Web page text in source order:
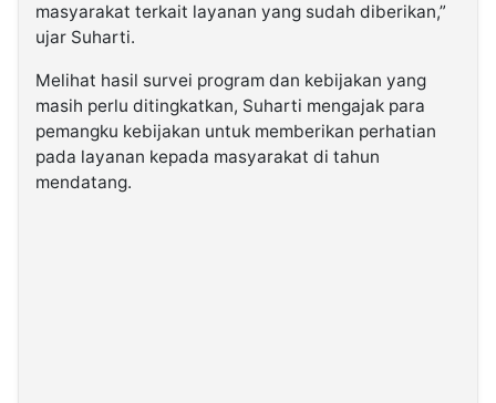
masyarakat terkait layanan yang sudah diberikan,”
ujar Suharti.
Melihat hasil survei program dan kebijakan yang
masih perlu ditingkatkan, Suharti mengajak para
pemangku kebijakan untuk memberikan perhatian
pada layanan kepada masyarakat di tahun
mendatang.